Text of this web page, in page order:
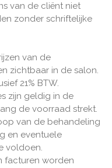
van de cliënt niet
zonder schriftelijke
van de
zichtbaar in de salon.
21% BTW.
zijn geldig in de
de voorraad strekt.
van de behandeling
en eventuele
voldoen.
facturen worden